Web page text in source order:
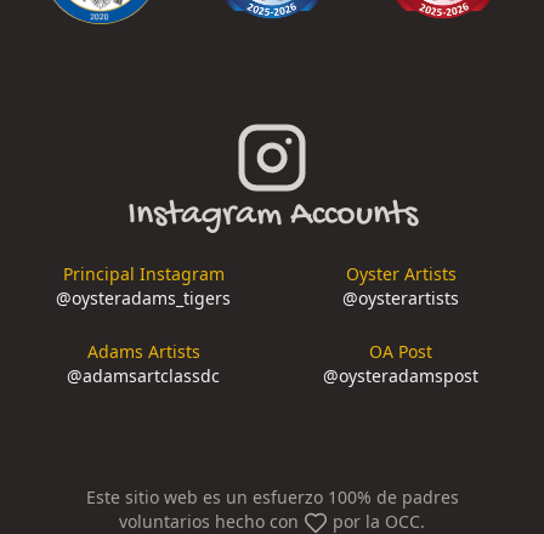
Instagram Accounts
Principal Instagram
@oysteradams_tigers
Oyster Artists
@oysterartists
Adams Artists
@adamsartclassdc
OA Post
@oysteradamspost
Este sitio web es un esfuerzo 100% de padres
voluntarios hecho con
por la OCC.